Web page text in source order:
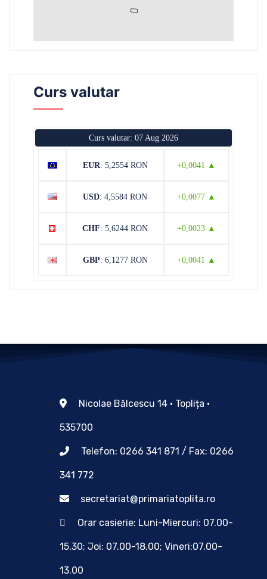
Curs valutar
Curs valutar: 07 Aug 2026
EUR: 5,2554 RON +0,0041 ▲
USD: 4,5584 RON +0,0077 ▲
CHF: 5,6244 RON +0,0023 ▲
GBP: 6,1277 RON +0,0041 ▲
Nicolae Bălcescu 14 • Toplița •
535700
Telefon: 0266 341 871 / Fax: 0266
341 772
secretariat@primariatoplita.ro
Orar casierie: Luni-Miercuri: 07.00-
15.30; Joi: 07.00-18.00; Vineri:07.00-
13.00